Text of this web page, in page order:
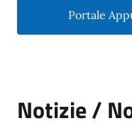
Portale
Notizie /